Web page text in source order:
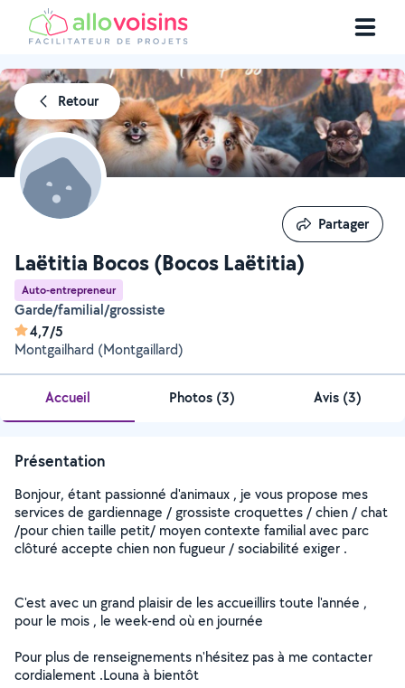
Retour
Laëtitia Bocos (Bocos Laëtitia)
Auto-entrepreneur
Garde/familial/grossiste
4,7/5
Montgailhard (Montgaillard)
Partager
Partager
Accueil Photos (3) Avis (3)
Présentation
Bonjour, étant passionné d'animaux , je vous propose mes
services de gardiennage / grossiste croquettes / chien / chat
/pour chien taille petit/ moyen contexte familial avec parc
clôturé accepte chien non fugueur / sociabilité exiger .
C'est avec un grand plaisir de les accueillirs toute l'année ,
pour le mois , le week-end où en journée
Pour plus de renseignements n'hésitez pas à me contacter
cordialement .Louna à bientôt